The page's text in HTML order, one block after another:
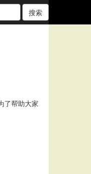
搜索
了帮助大家